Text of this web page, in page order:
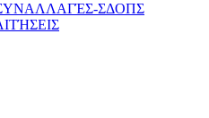
ΣΔΟΠΣ